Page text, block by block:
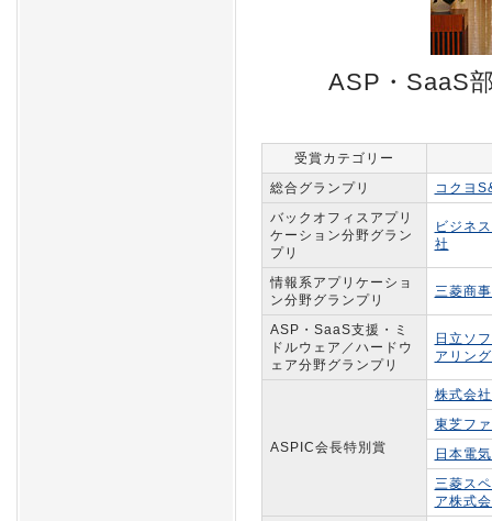
ASP・SaaS
受賞カテゴリー
総合グランプリ
コクヨ
バックオフィスアプリ
ケーション分野グラン
プリ
ビジネ
社
情報系アプリケーショ
ン分野グランプリ
三菱商
ASP・SaaS支援・ミ
ドルウェア／ハードウ
ェア分野グランプリ
日立ソ
アリン
ASPIC会長特別賞
株式会
東芝フ
日本電
三菱ス
ア株式